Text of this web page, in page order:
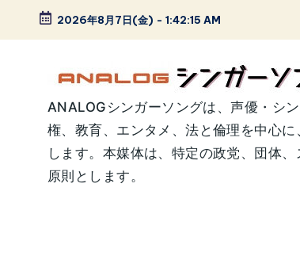
Skip
2026年8月7日(金) - 1:42:16 AM
A
N
A
ANALOGシンガーソングは、声優・シ
権、教育、エンタメ、法と倫理を中心
します。本媒体は、特定の政党、団体
原則とします。